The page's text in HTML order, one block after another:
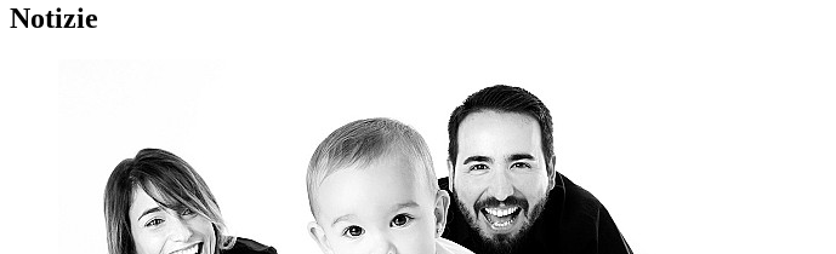
Notizie